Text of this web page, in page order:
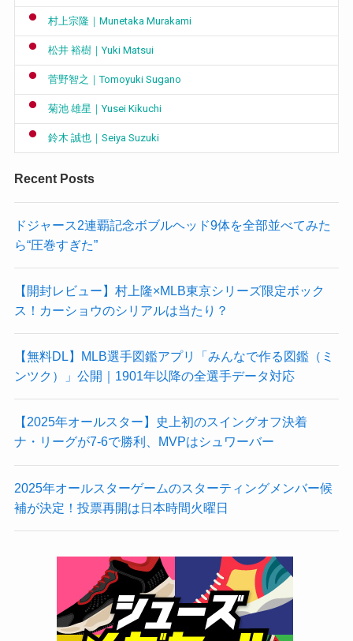
村上宗隆｜Munetaka Murakami
松井 裕樹｜Yuki Matsui
菅野智之｜Tomoyuki Sugano
菊池 雄星｜Yusei Kikuchi
鈴木 誠也｜Seiya Suzuki
Recent Posts
ドジャース2連覇記念ボブルヘッド9体を全部並べてみた
ら“圧巻すぎた”
【開封レビュー】村上隆×MLB東京シリーズ限定ボック
ス！カーショウのシリアルは当たり？
【無料DL】MLB選手図鑑アプリ「みんなで作る図鑑（ミ
ンツク）」公開｜1901年以降の全選手データ対応
【2025年オールスター】史上初のスイングオフ決着
ナ・リーグが7-6で勝利、MVPはシュワーバー
2025年オールスターゲームのスターティングメンバー候
補が決定！投票再開は日本時間火曜日